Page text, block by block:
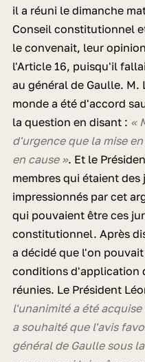
il a réuni le dimanche
Conseil constitutionnel
le convenait, leur
l'Article 16, puisqu'il
au général de Gaulle.
monde a été d'accord
la question en disant : «
d'urgence que la mise
en cause ». Et le
membres qui étaient
impressionnés par cet
qui pouvaient être ces
constitutionnel. Après
a décidé que l'on
conditions d'application
réunies. Le Président
l'unanimité a été
a souhaité que l'avis
général de Gaulle sous